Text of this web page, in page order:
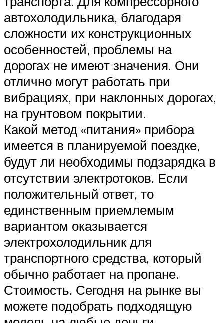
автохолодильника, благодаря
сложности их конструкционных
особенностей, проблемы на
дорогах не имеют значения. Они
отлично могут работать при
вибрациях, при наклонных дорогах,
на грунтовом покрытии.
Какой метод «питания» прибора
имеется в планируемой поездке,
будут ли необходимы подзарядка в
отсутствии электротоков. Если
положительный ответ, то
единственным приемлемым
вариантом оказывается
электрохолодильник для
транспортного средства, который
обычно работает на пропане.
Стоимость. Сегодня на рынке вы
можете подобрать подходящую